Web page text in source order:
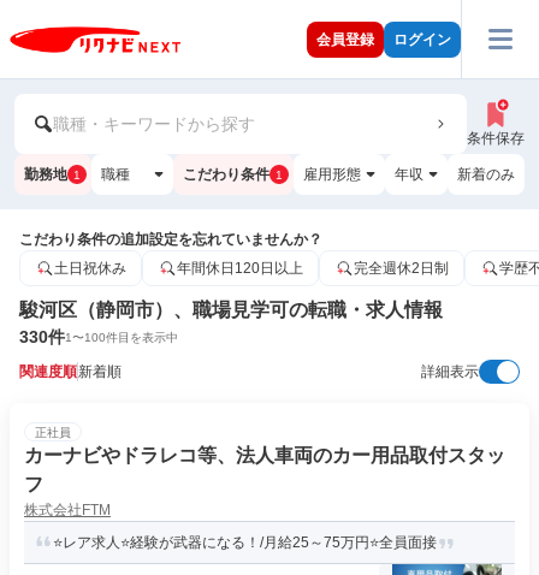
会員登録 ログイン
職種・キーワードから探す
条件保存
勤務地 1 職種 こだわり条件 1 雇用形態 年収 新着のみ
こだわり条件の追加設定を忘れていませんか？
土日祝休み
年間休日120日以上 完全週休2日制 学歴
駿河区（静岡市）、職場見学可の転職・求人情報
330件1〜100件目を表示中
関連度順新着順 詳細表示
正社員
カーナビやドラレコ等、法人車両のカー用品取付スタッ
フ
株式会社FTM
⭐レア求人⭐経験が武器になる！/月給25～75万円⭐全員面接